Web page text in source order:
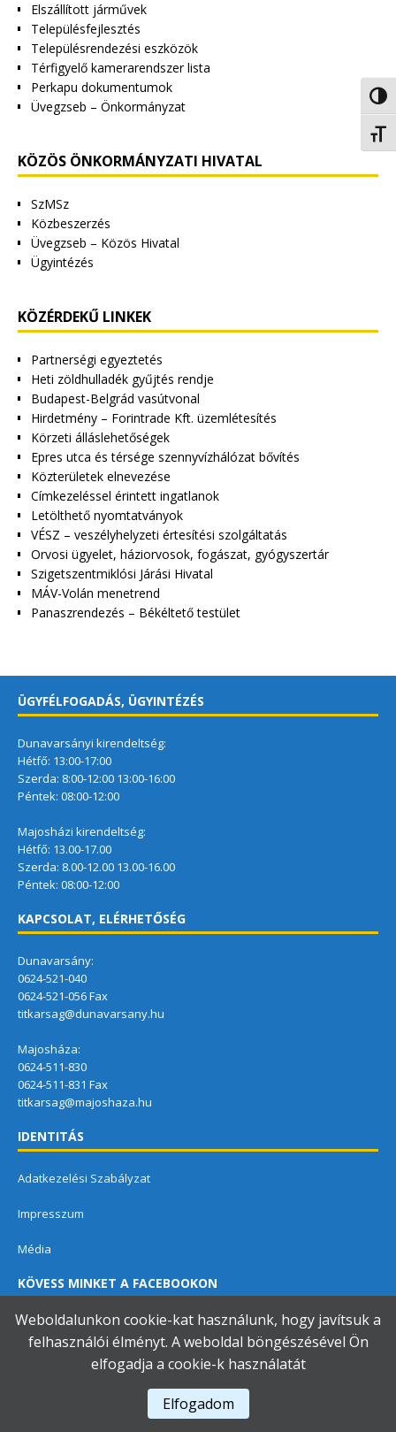
Elszállított járművek
Településfejlesztés
Településrendezési eszközök
Térfigyelő kamerarendszer lista
Perkapu dokumentumok
Üvegzseb – Önkormányzat
KÖZÖS ÖNKORMÁNYZATI HIVATAL
SzMSz
Közbeszerzés
Üvegzseb – Közös Hivatal
Ügyintézés
KÖZÉRDEKŰ LINKEK
Partnerségi egyeztetés
Heti zöldhulladék gyűjtés rendje
Budapest-Belgrád vasútvonal
Hirdetmény – Forintrade Kft. üzemlétesítés
Körzeti álláslehetőségek
Epres utca és térsége szennyvízhálózat bővítés
Közterületek elnevezése
Címkezeléssel érintett ingatlanok
Letölthető nyomtatványok
VÉSZ – veszélyhelyzeti értesítési szolgáltatás
Orvosi ügyelet, háziorvosok, fogászat, gyógyszertár
Szigetszentmiklósi Járási Hivatal
MÁV-Volán menetrend
Panaszrendezés – Békéltető testület
ÜGYFÉLFOGADÁS, ÜGYINTÉZÉS
Dunavarsányi kirendeltség:
Hétfő: 13:00-17:00
Szerda: 8:00-12:00 13:00-16:00
Péntek: 08:00-12:00
Majosházi kirendeltség:
Hétfő: 13.00-17.00
Szerda: 8.00-12.00 13.00-16.00
Péntek: 08:00-12:00
KAPCSOLAT, ELÉRHETŐSÉG
Dunavarsány:
0624-521-040
0624-521-056 Fax
titkarsag@dunavarsany.hu
Majosháza:
0624-511-830
0624-511-831 Fax
titkarsag@majoshaza.hu
IDENTITÁS
Adatkezelési Szabályzat
Impresszum
Média
KÖVESS MINKET A FACEBOOKON
Dunavarsányi Közös Önkormányzati Hivatal
Weboldalunkon cookie-kat használunk, hogy javítsuk a
felhasználói élményt. A weboldal böngészésével Ön
elfogadja a cookie-k használatát
Elfogadom